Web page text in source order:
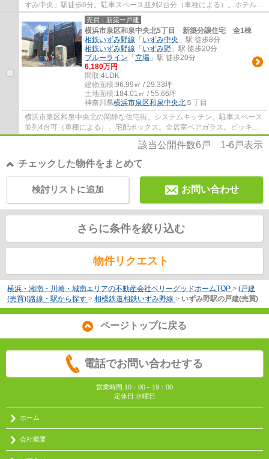
ずみ中央」駅徒歩6分。駐車スペース並列2台分（車種による）。ホテルみ
たいなダブルボウル洗面。屋上バルコニー。...
売買｜新築一戸建
横浜市泉区和泉中央北5丁目 新築分譲住宅 全1棟
相鉄いずみ野線 「 いずみ中央 」駅 徒歩8分
相鉄いずみ野線 「 いずみ野 」駅 徒歩20分
ブルーライン 「 立場 」駅 徒歩20分
6,180万円
間取:4LDK
建物面積:96.99㎡ / 29.33坪
土地面積:184.01㎡ / 55.66坪
神奈川県横浜市泉区和泉中央北 ５丁目
横浜市泉区和泉中央北の閑静な住宅街。システムキッチン。駐車スペース
並列4台可（車種による）。宅配ボックス。全居室ペアガラス。ピッキン
グ対策付き玄関ドア。中和田小学校（約670...
該当公開件数6 戸 1-6 戸表示
チェックした物件をまとめて
お問い合わせ
検討リストに追加
さらに条件を絞り込む
物件リクエスト
横浜・湘南・川崎・城南エリアの不動産会社ベリーグッドホームTOP > (戸建
(売買))路線・駅から探す > 相模鉄道相鉄いずみ野線 > いずみ野駅の戸建(売買)
ページトップに戻る
電話でお問い合わせする
営業時間:10：00～19：00
定休日:水曜日
ホーム
会社概要